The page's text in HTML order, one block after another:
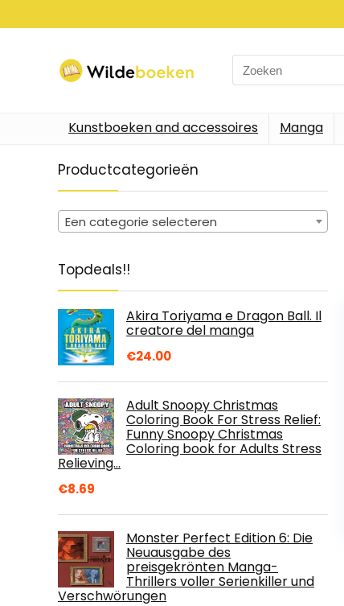
Search
for:
Kunstboeken and accessoires Manga
Productcategorieën
Een categorie selecteren
Topdeals!!
Akira Toriyama e Dragon Ball. Il
creatore del manga
€24.00
Adult Snoopy Christmas
Coloring Book For Stress Relief:
Funny Snoopy Christmas
Coloring book for Adults Stress
Relieving…
€8.69
Monster Perfect Edition 6: Die
Neuausgabe des
preisgekrönten Manga-
Thrillers voller Serienkiller und
Verschwörungen